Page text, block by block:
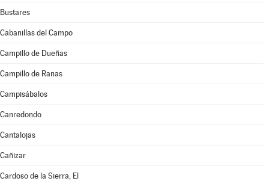
Bustares
Cabanillas del Campo
Campillo de Dueñas
Campillo de Ranas
Campisábalos
Canredondo
Cantalojas
Cañizar
Cardoso de la Sierra, El